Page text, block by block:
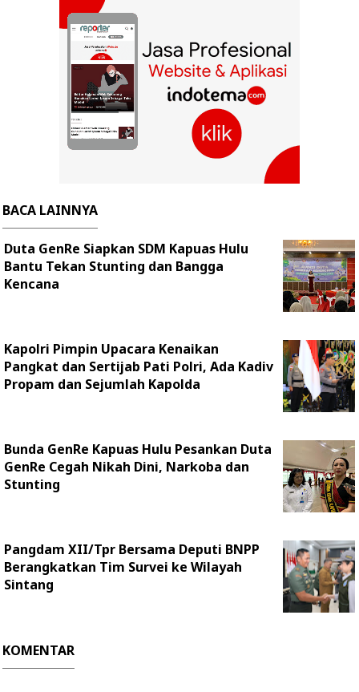
BACA LAINNYA
Duta GenRe Siapkan SDM Kapuas Hulu
Bantu Tekan Stunting dan Bangga
Kencana
Kapolri Pimpin Upacara Kenaikan
Pangkat dan Sertijab Pati Polri, Ada Kadiv
Propam dan Sejumlah Kapolda
Bunda GenRe Kapuas Hulu Pesankan Duta
GenRe Cegah Nikah Dini, Narkoba dan
Stunting
Pangdam XII/Tpr Bersama Deputi BNPP
Berangkatkan Tim Survei ke Wilayah
Sintang
KOMENTAR